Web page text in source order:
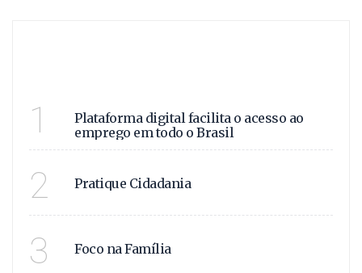
1
Plataforma digital facilita o acesso ao
emprego em todo o Brasil
2 Pratique Cidadania
3 Foco na Família